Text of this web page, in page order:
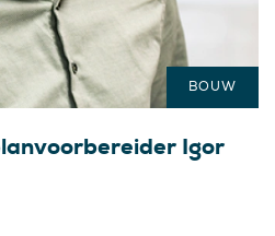
Igor
BOUW